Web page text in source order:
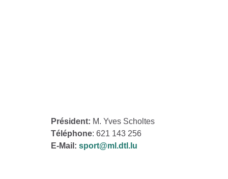
Président: M. Yves Scholtes
Téléphone: 621 143 256
E-Mail: sport@ml.dtl.lu